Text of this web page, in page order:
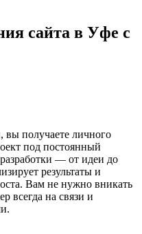
сайта в Уфе с
вы получаете личного
под постоянный
— от идеи до
результаты и
Вам не нужно вникать
всегда на связи и